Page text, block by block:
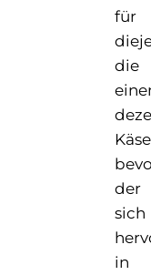
für
die
Käse
der
sich
in